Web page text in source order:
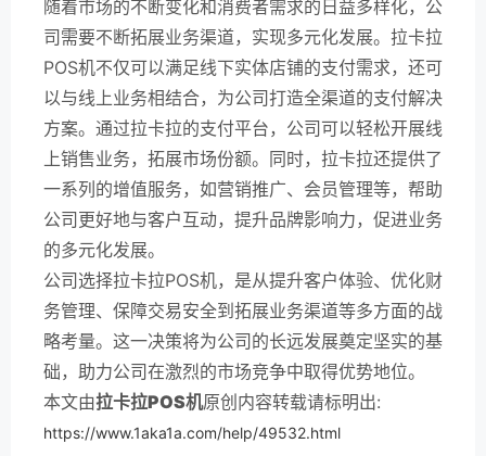
随着市场的不断变化和消费者需求的日益多样化，公
司需要不断拓展业务渠道，实现多元化发展。拉卡拉
POS机不仅可以满足线下实体店铺的支付需求，还可
以与线上业务相结合，为公司打造全渠道的支付解决
方案。通过拉卡拉的支付平台，公司可以轻松开展线
上销售业务，拓展市场份额。同时，拉卡拉还提供了
一系列的增值服务，如营销推广、会员管理等，帮助
公司更好地与客户互动，提升品牌影响力，促进业务
的多元化发展。
公司选择拉卡拉POS机，是从提升客户体验、优化财
务管理、保障交易安全到拓展业务渠道等多方面的战
略考量。这一决策将为公司的长远发展奠定坚实的基
础，助力公司在激烈的市场竞争中取得优势地位。
本文由拉卡拉POS机原创内容转载请标明出:
https://www.1aka1a.com/help/49532.html